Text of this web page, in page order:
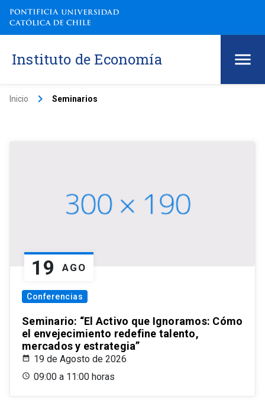
Instituto de Economía
Inicio keyboard_arrow_right Seminarios
19 AGO
Conferencias
Seminario: “El Activo que Ignoramos: Cómo
el envejecimiento redefine talento,
mercados y estrategia”
19 de Agosto de 2026
09:00 a 11:00 horas